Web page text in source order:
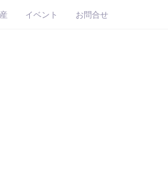
イベント お問合せ